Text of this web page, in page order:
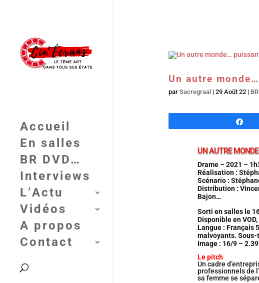
Accueil
En salles
BR DVD…
Interviews
L’Actu
Vidéos
A propos
Contact
Un autre
par Sacregraal | 29 Août 22|
UN AUTRE MONDE
Drame – 2021 –
Réalisation :
Scénario :
Distribution :
Bajon…
Sorti en salles le
Disponible en
Langue : Français
malvoyants.
Image : 16/9 –
Le pitch
Un cadre
professionnels de
sa femme se